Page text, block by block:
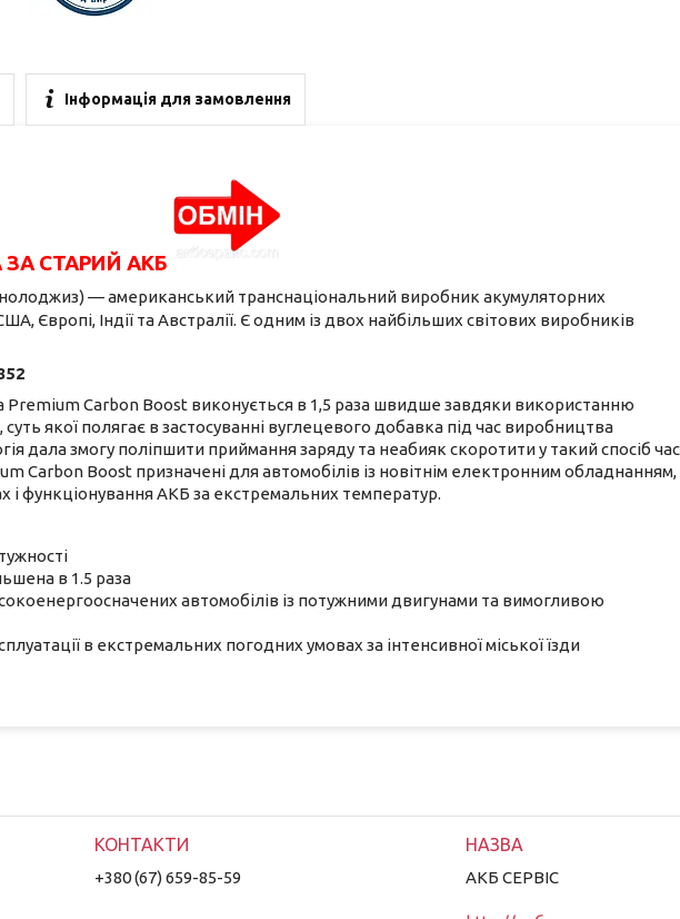
Інформація для замовлення
СТАРИЙ АКБ
— американський транснаціональний виробник акумуляторних
Європі, Індії та Австралії. Є одним із двох найбільших світових виробників
Premium Carbon Boost виконується в 1,5 раза швидше завдяки використанню
суть якої полягає в застосуванні вуглецевого добавка під час виробництва
дала змогу поліпшити приймання заряду та неабияк скоротити у такий спосіб час
Carbon Boost призначені для автомобілів із новітнім електронним обладнанням,
і функціонування АКБ за екстремальних температур.
в 1.5 раза
автомобілів із потужними двигунами та вимогливою
в екстремальних погодних умовах за інтенсивної міської їзди
+380 (67) 659-85-59 АКБ СЕРВІС